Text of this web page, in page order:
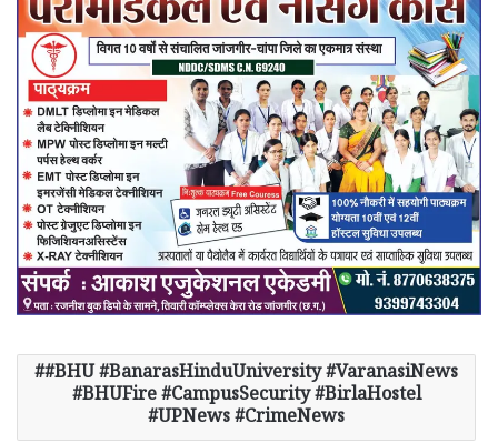
#BHU #BanarasHinduUniversity #VaranasiNews
#BHUFire #CampusSecurity #BirlaHostel
#UPNews #CrimeNews